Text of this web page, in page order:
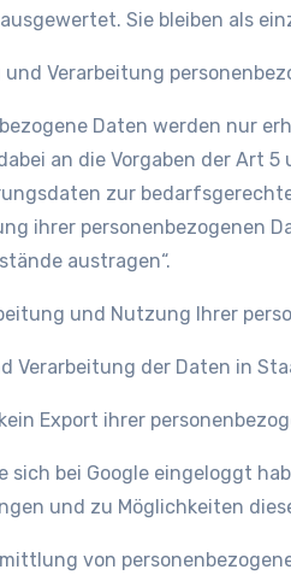
Sie bleiben als
und Verarbeitung
Daten werden nur
an die Vorgaben der Art
zur
ihrer personenbezogenen
austragen“.
und Nutzung Ihrer
Verarbeitung der Daten in
Export ihrer
sich bei Google eingeloggt
und zu Möglichkeiten
von